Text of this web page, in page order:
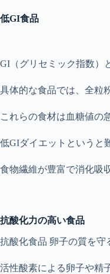
低GI食品
GI（グリセミック指数）
具体的な食品では、全粒
これらの食材は血糖値の
低GIダイエットというと
食物繊維が豊富で消化吸
抗酸化力の高い食品
抗酸化食品 卵子の質を守
活性酸素による卵子や精